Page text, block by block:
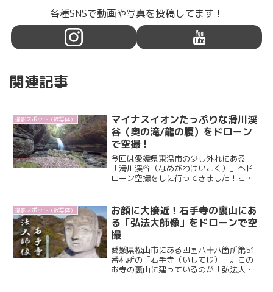
各種SNSで動画や写真を投稿してます！
関連記事
撮影スポット（被写体）
マイナスイオンたっぷりな滑川渓
谷（奥の滝/龍の腹）をドローン
で空撮！
今回は愛媛県東温市の少し外れにある
「滑川渓谷（なめがわけいこく）」へド
ローン空撮をしに行ってきました！この1
いまして、また滝を撮りたいと思って今
回この「滑川渓谷」を...
撮影スポット（被写体）
お顔に大接近！石手寺の裏山にあ
る「弘法大師像」をドローンで空
撮
愛媛県松山市にある四国八十八箇所第51
番札所の「石手寺（いしてじ）」。この
お寺の裏山に建っているのが「弘法大師